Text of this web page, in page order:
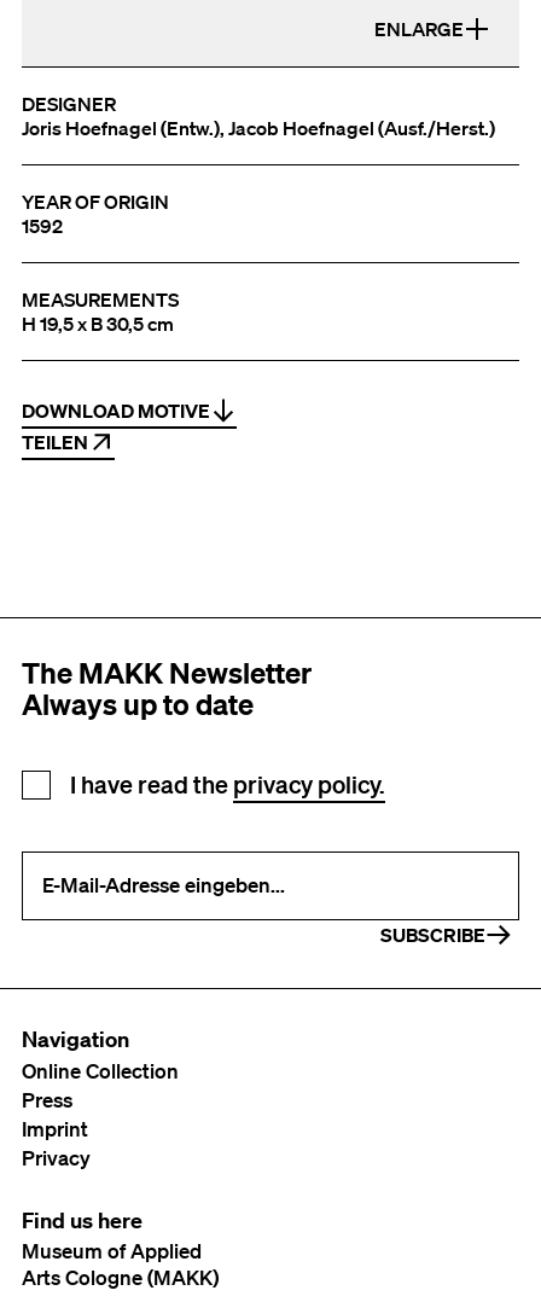
ENLARGE
DESIGNER
Joris Hoefnagel (Entw.), Jacob Hoefnagel (Ausf./Herst.)
YEAR OF ORIGIN
1592
MEASUREMENTS
H 19,5 x B 30,5 cm
DOWNLOAD MOTIVE
TEILEN
The MAKK Newsletter
Always up to date
Newsletter registration
I have read the privacy policy.
SUBSCRIBE
Navigation
Online Collection
Press
Imprint
Privacy
Find us here
Museum of Applied
Arts Cologne (MAKK)